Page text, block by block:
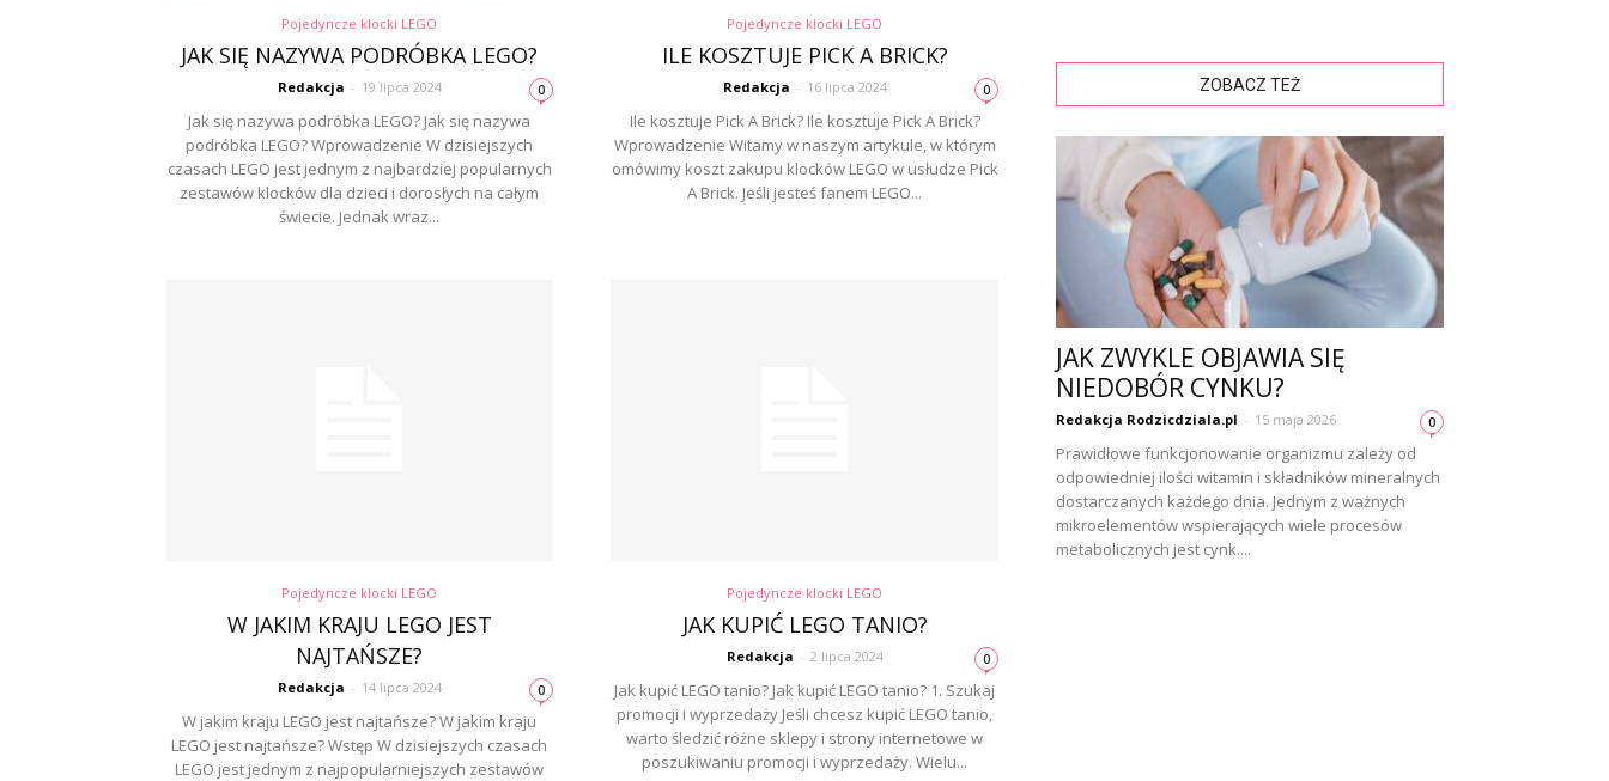
Pojedyncze klocki LEGO
JAK SIĘ NAZYWA PODRÓBKA LEGO?
Redakcja - 19 lipca 2024 0
Jak się nazywa podróbka LEGO? Jak się nazywa
podróbka LEGO? Wprowadzenie W dzisiejszych
czasach LEGO jest jednym z najbardziej popularnych
zestawów klocków dla dzieci i dorosłych na całym
świecie. Jednak wraz...
Pojedyncze klocki LEGO
ILE KOSZTUJE PICK A BRICK?
Redakcja - 16 lipca 2024 0
Ile kosztuje Pick A Brick? Ile kosztuje Pick A Brick?
Wprowadzenie Witamy w naszym artykule, w którym
omówimy koszt zakupu klocków LEGO w usłudze Pick
A Brick. Jeśli jesteś fanem LEGO...
Pojedyncze klocki LEGO
W JAKIM KRAJU LEGO JEST
NAJTAŃSZE?
Redakcja - 14 lipca 2024 0
W jakim kraju LEGO jest najtańsze? W jakim kraju
LEGO jest najtańsze? Wstęp W dzisiejszych czasach
LEGO jest jednym z najpopularniejszych zestawów
Pojedyncze klocki LEGO
JAK KUPIĆ LEGO TANIO?
Redakcja - 2 lipca 2024 0
Jak kupić LEGO tanio? Jak kupić LEGO tanio? 1. Szukaj
promocji i wyprzedaży Jeśli chcesz kupić LEGO tanio,
warto śledzić różne sklepy i strony internetowe w
poszukiwaniu promocji i wyprzedaży. Wielu...
ZOBACZ TEŻ
JAK ZWYKLE OBJAWIA SIĘ
NIEDOBÓR CYNKU?
Redakcja Rodzicdziala.pl - 15 maja 2026 0
Prawidłowe funkcjonowanie organizmu zależy od
odpowiedniej ilości witamin i składników mineralnych
dostarczanych każdego dnia. Jednym z ważnych
mikroelementów wspierających wiele procesów
metabolicznych jest cynk....